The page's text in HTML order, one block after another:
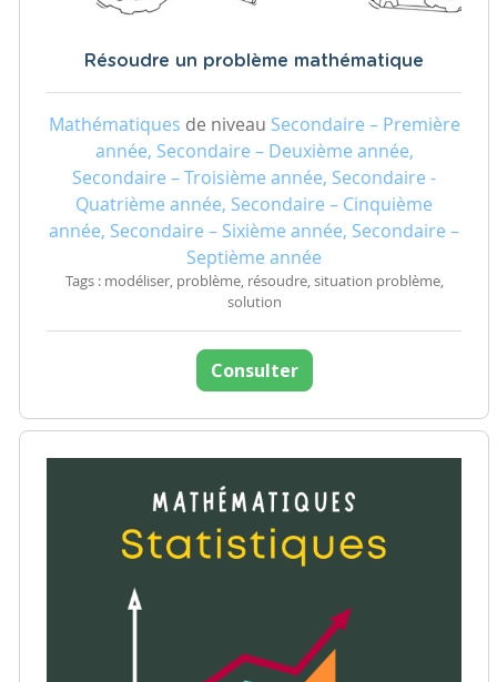
Résoudre un problème mathématique
Mathématiques de niveau Secondaire – Première
année, Secondaire – Deuxième année,
Secondaire – Troisième année, Secondaire -
Quatrième année, Secondaire – Cinquième
année, Secondaire – Sixième année, Secondaire –
Septième année
Tags : modéliser, problème, résoudre, situation problème,
solution
Consulter